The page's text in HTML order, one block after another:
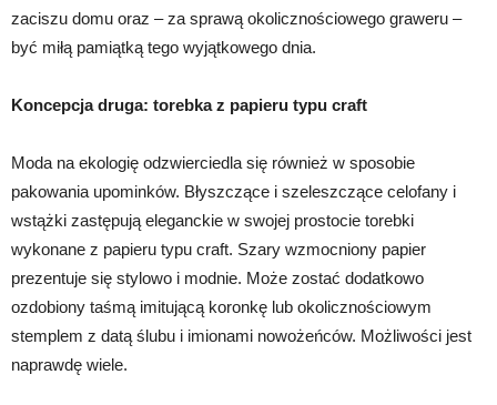
zaciszu domu oraz – za sprawą okolicznościowego graweru –
być miłą pamiątką tego wyjątkowego dnia.
Koncepcja druga: torebka z papieru typu craft
Moda na ekologię odzwierciedla się również w sposobie
pakowania upominków. Błyszczące i szeleszczące celofany i
wstążki zastępują eleganckie w swojej prostocie torebki
wykonane z papieru typu craft. Szary wzmocniony papier
prezentuje się stylowo i modnie. Może zostać dodatkowo
ozdobiony taśmą imitującą koronkę lub okolicznościowym
stemplem z datą ślubu i imionami nowożeńców. Możliwości jest
naprawdę wiele.